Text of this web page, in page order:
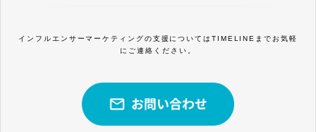
インフルエンサーマーケティングの支援についてはTIMELINEまでお気軽
にご連絡ください。